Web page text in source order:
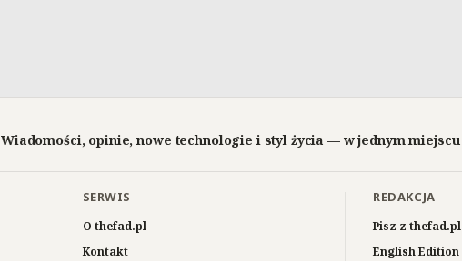
Wiadomości, opinie, nowe technologie i styl życia — w jednym miejscu
SERWIS
O thefad.pl
Kontakt
REDAKCJA
Pisz z thefad.pl
English Edition